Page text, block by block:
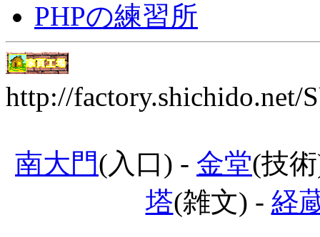
PHPの練習所
http://factory.shichido.net/
南大門(入口) - 金堂(技
塔(雑文) - 経